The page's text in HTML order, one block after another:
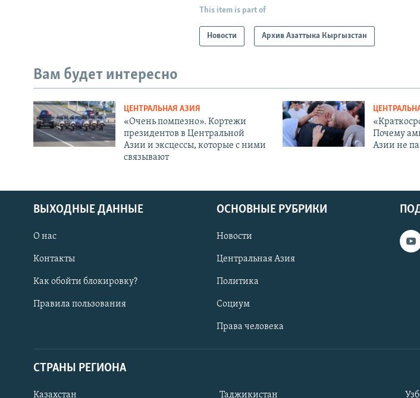
This item is part of
Новости Архив Азаттыка Кыргызстан
Вам будет интересно
ЦЕНТРАЛЬНАЯ АЗИЯ
«Очень помпезно». Кортежи
президентов в Центральной
Азии и эксцессы, которые с ними
связывают
Почему
Азии не
ВЫХОДНЫЕ ДАННЫЕ
О нас
Контакты
Как обойти блокировку?
Правила пользования
ОСНОВНЫЕ РУБРИКИ
Новости
Центральная Азия
Политика
Социум
Права человека
СТРАНЫ РЕГИОНА
Казахстан Таджикистан